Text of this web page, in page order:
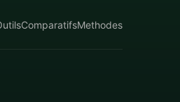
ComparatifsMethodes